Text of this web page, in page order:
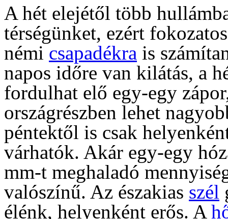
A hét elejétől több
térségünket, ezért
némi csapadékra is
napos időre van kilátás, a
fordulhat elő egy-egy
országrészben lehet
péntektől is csak
várhatók. Akár egy-egy
mm-t meghaladó
valószínű. Az északias szél
élénk, helyenként erős. A